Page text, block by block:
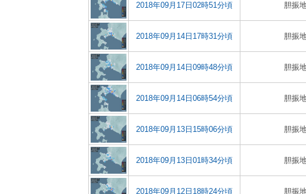
2018年09月17日02時51分頃 胆振
2018年09月14日17時31分頃 胆振
2018年09月14日09時48分頃 胆振
2018年09月14日06時54分頃 胆振
2018年09月13日15時06分頃 胆振
2018年09月13日01時34分頃 胆振
2018年09月12日18時24分頃 胆振